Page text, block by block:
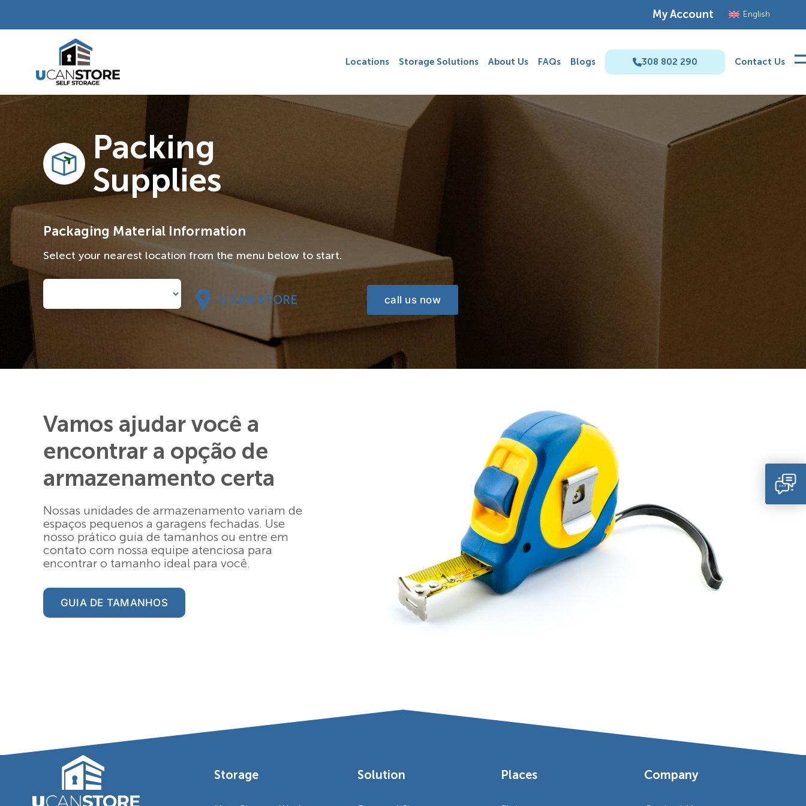
content
My Account English
Locations Storage Solutions About Us FAQs Blogs 308 802 290 Contact Us
Packing
Supplies
Packaging Material Information
Select your nearest location from the menu below to start.
U CAN STORE call us now
Vamos ajudar você a
encontrar a opção de
armazenamento certa
Nossas unidades de armazenamento variam de
espaços pequenos a garagens fechadas. Use
nosso prático guia de tamanhos ou entre em
contato com nossa equipe atenciosa para
encontrar o tamanho ideal para você.
GUIA DE TAMANHOS
Storage Solution Places Company